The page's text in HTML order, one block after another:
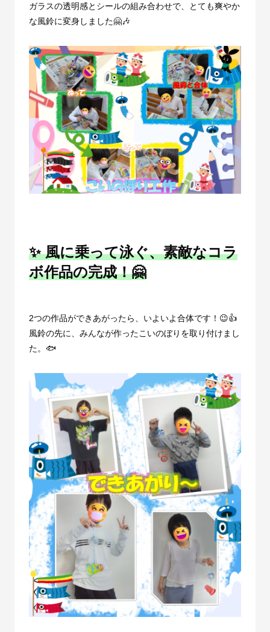
ガラスの透明感とシールの組み合わせで、とても爽やか
な風鈴に変身しました🤗🎶
✨ 風に乗って泳ぐ、素敵なコラ
ボ作品の完成！🤗
2つの作品ができあがったら、いよいよ合体です！😉👍
風鈴の先に、みんなが作ったこいのぼりを取り付けまし
た。🐟